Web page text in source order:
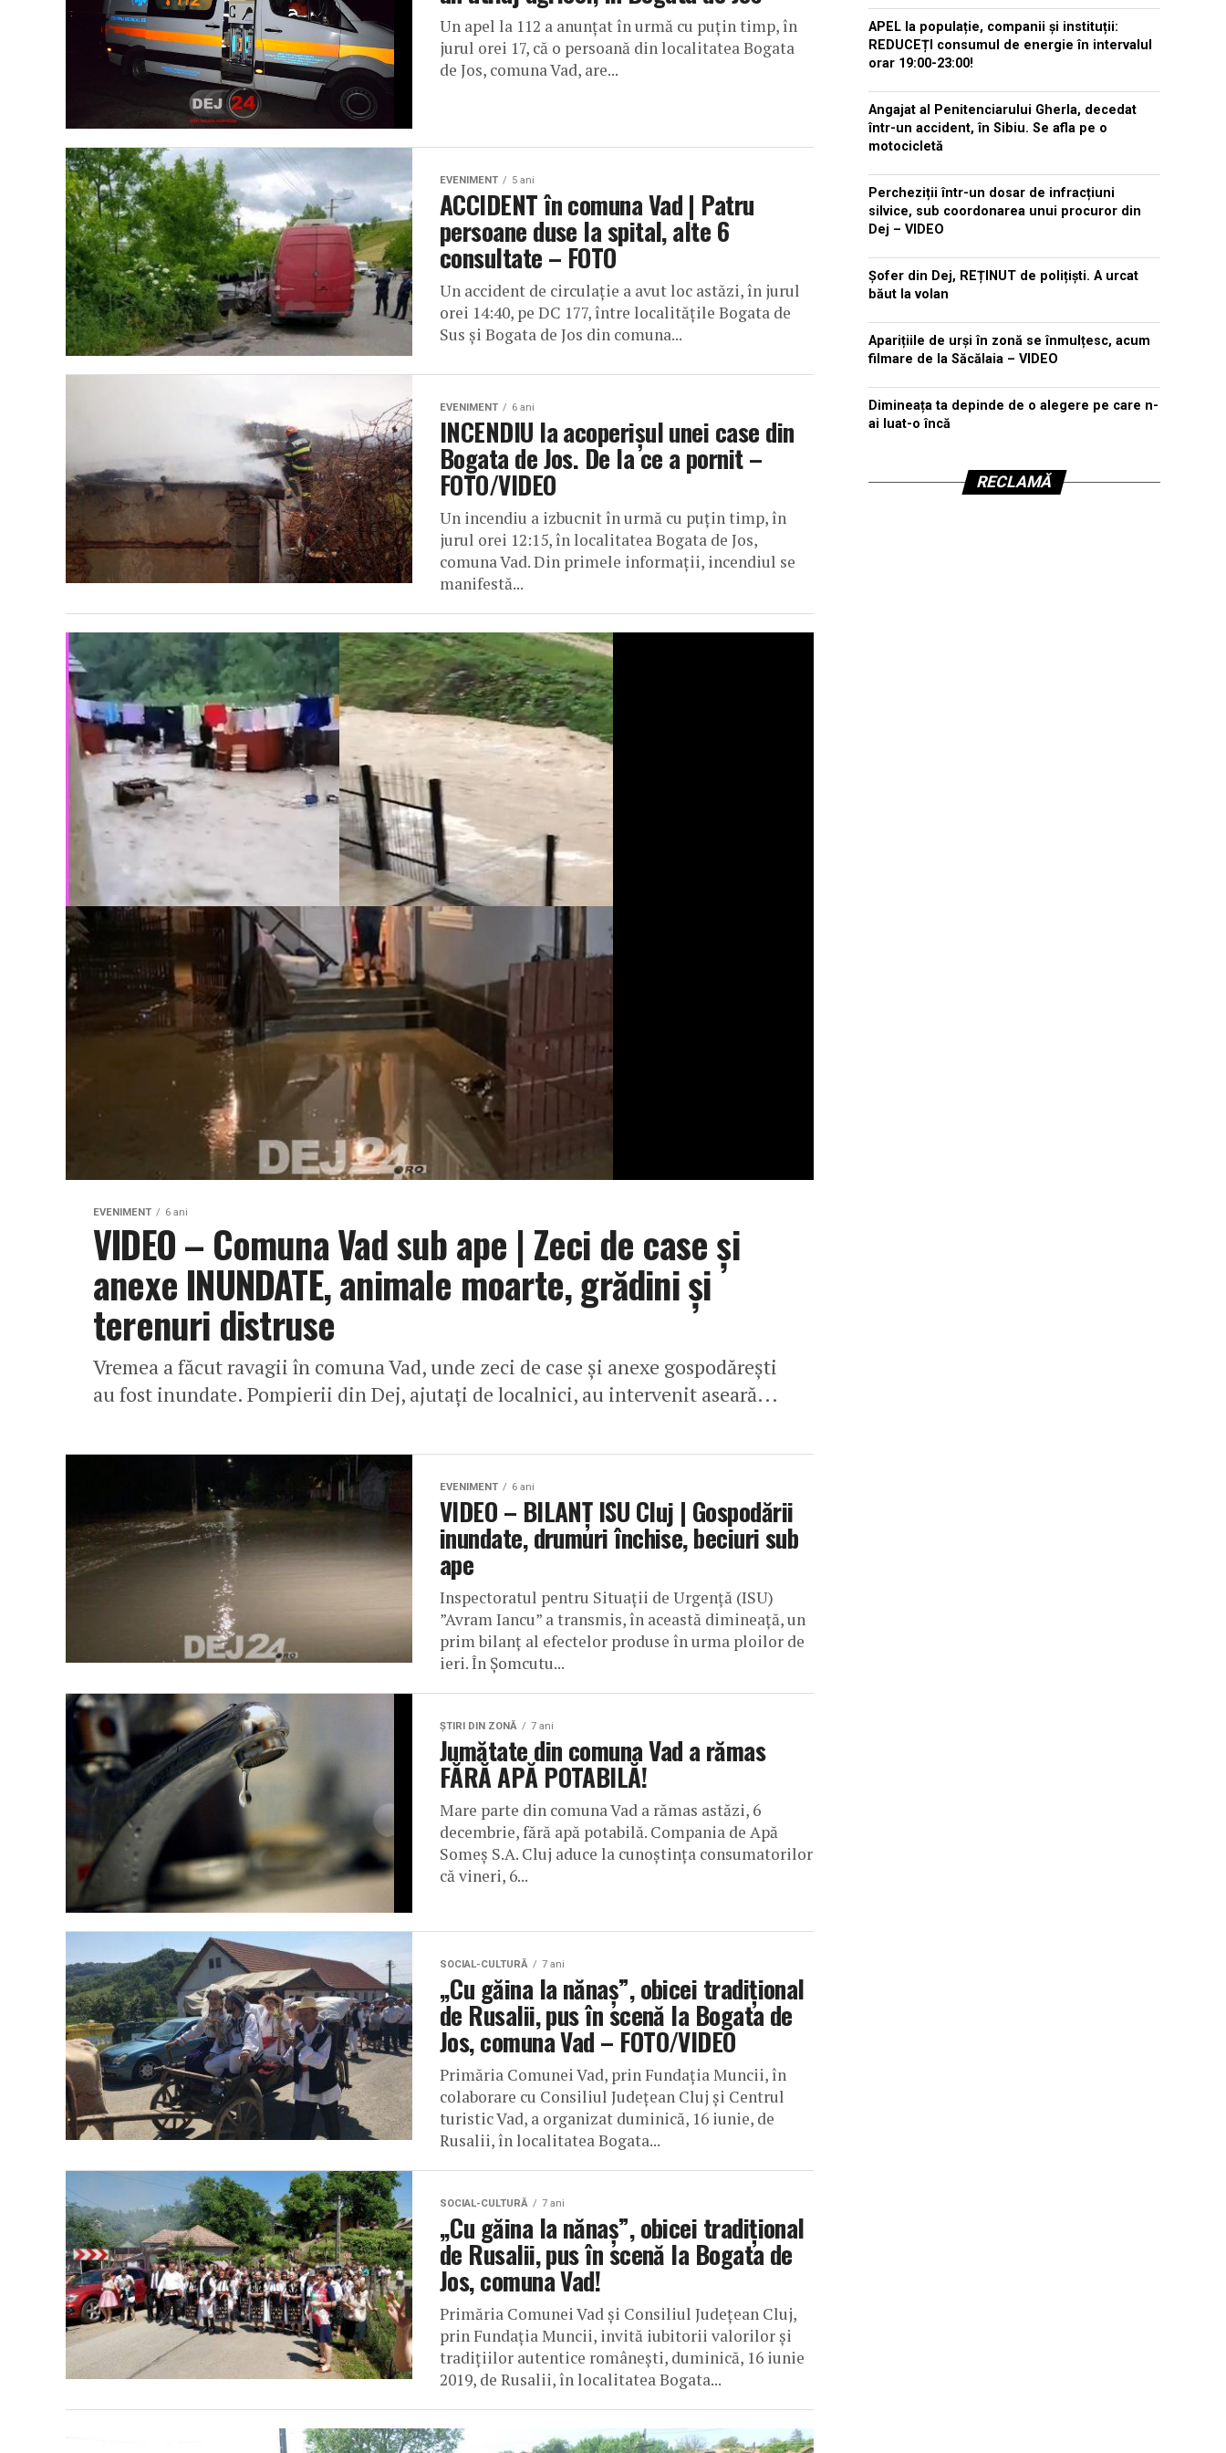
Un apel la 112 a anunțat în urmă cu puțin timp, în
jurul orei 17, că o persoană din localitatea Bogata
de Jos, comuna Vad, are...
EVENIMENT 5 ani
ACCIDENT în comuna Vad | Patru
persoane duse la spital, alte 6
consultate – FOTO
Un accident de circulație a avut loc astăzi, în jurul
orei 14:40, pe DC 177, între localitățile Bogata de
Sus și Bogata de Jos din comuna...
EVENIMENT 6 ani
INCENDIU la acoperișul unei case din
Bogata de Jos. De la ce a pornit –
FOTO/VIDEO
Un incendiu a izbucnit în urmă cu puțin timp, în
jurul orei 12:15, în localitatea Bogata de Jos,
comuna Vad. Din primele informații, incendiul se
manifestă...
EVENIMENT 6 ani
VIDEO – Comuna Vad sub ape | Zeci de case și
anexe INUNDATE, animale moarte, grădini și
terenuri distruse
Vremea a făcut ravagii în comuna Vad, unde zeci de case și anexe gospodărești
au fost inundate. Pompierii din Dej, ajutați de localnici, au intervenit aseară...
EVENIMENT 6 ani
VIDEO – BILANȚ ISU Cluj | Gospodării
inundate, drumuri închise, beciuri sub
ape
Inspectoratul pentru Situații de Urgență (ISU)
”Avram Iancu” a transmis, în această dimineață, un
prim bilanț al efectelor produse în urma ploilor de
ieri. În Șomcutu...
ŞTIRI DIN ZONĂ 7 ani
Jumătate din comuna Vad a rămas
FĂRĂ APĂ POTABILĂ!
Mare parte din comuna Vad a rămas astăzi, 6
decembrie, fără apă potabilă. Compania de Apă
Someș S.A. Cluj aduce la cunoștința consumatorilor
că vineri, 6...
SOCIAL-CULTURĂ 7 ani
„Cu găina la nănaș”, obicei tradițional
de Rusalii, pus în scenă la Bogata de
Jos, comuna Vad – FOTO/VIDEO
Primăria Comunei Vad, prin Fundația Muncii, în
colaborare cu Consiliul Județean Cluj și Centrul
turistic Vad, a organizat duminică, 16 iunie, de
Rusalii, în localitatea Bogata...
SOCIAL-CULTURĂ 7 ani
„Cu găina la nănaș”, obicei tradițional
de Rusalii, pus în scenă la Bogata de
Jos, comuna Vad!
Primăria Comunei Vad și Consiliul Județean Cluj,
prin Fundația Muncii, invită iubitorii valorilor și
tradițiilor autentice românești, duminică, 16 iunie
2019, de Rusalii, în localitatea Bogata...
APEL la populație, companii și instituții:
REDUCEȚI consumul de energie în intervalul
orar 19:00-23:00!
Angajat al Penitenciarului Gherla, decedat
într-un accident, în Sibiu. Se afla pe o
motocicletă
Percheziții într-un dosar de infracțiuni
silvice, sub coordonarea unui procuror din
Dej – VIDEO
Șofer din Dej, REȚINUT de polițiști. A urcat
băut la volan
Aparițiile de urși în zonă se înmulțesc, acum
filmare de la Săcălaia – VIDEO
Dimineața ta depinde de o alegere pe care n-
ai luat-o încă
RECLAMĂ